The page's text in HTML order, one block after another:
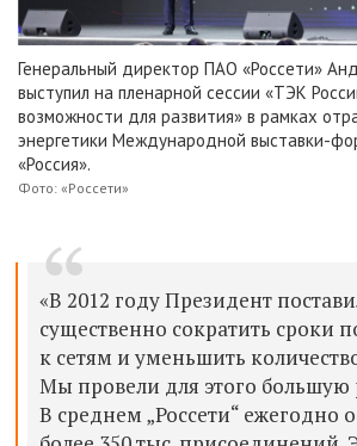
Генеральный директор ПАО «Россети»
выступил на пленарной сессии «ТЭК
возможности для развития» в рамках
энергетики Международной выставки-
«Россия».
Фото: «Россети»
«В 2012 году Президент
существенно сократить сроки
к сетям и уменьшить
Мы провели для этого большую
В среднем „Россети“ ежегодно